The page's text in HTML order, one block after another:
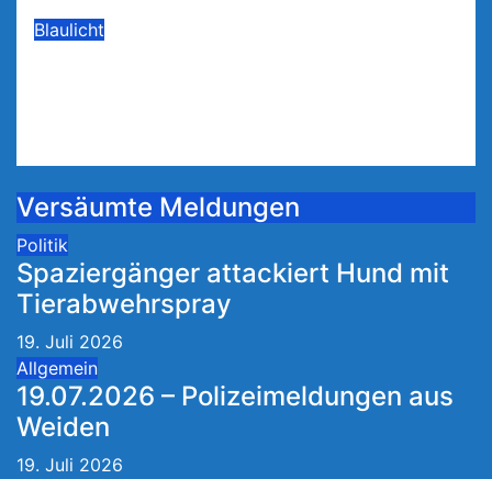
Blaulicht
Versäumte Meldungen
Politik
Spaziergänger attackiert Hund mit
Tierabwehrspray
19. Juli 2026
Allgemein
19.07.2026 – Polizeimeldungen aus
Weiden
19. Juli 2026